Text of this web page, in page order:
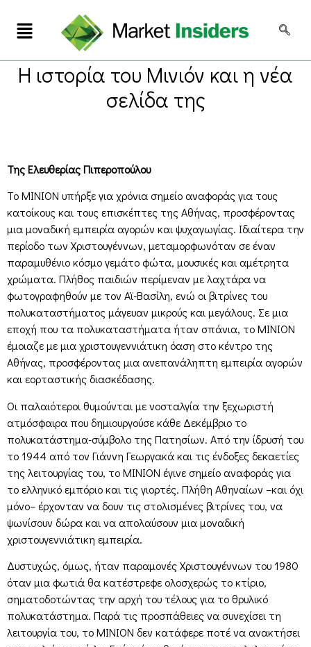
Η ιστορία του Μινιόν και η νέα
σελίδα της
Της Ελευθερίας Πιπεροπούλου
Το ΜΙΝΙΟΝ υπήρξε για χρόνια σημείο αναφοράς για τους
κατοίκους και τους επισκέπτες της Αθήνας, προσφέροντας
μια μοναδική εμπειρία αγορών και ψυχαγωγίας. Ιδιαίτερα την
περίοδο των Χριστουγέννων, μεταμορφωνόταν σε έναν
παραμυθένιο κόσμο γεμάτο φώτα, μουσικές και αμέτρητα
χρώματα. Πλήθος παιδιών περίμεναν με λαχτάρα να
φωτογραφηθούν με τον Αϊ-Βασίλη, ενώ οι βιτρίνες του
πολυκαταστήματος μάγευαν μικρούς και μεγάλους. Σε μια
εποχή που τα πολυκαταστήματα ήταν σπάνια, το ΜΙΝΙΟΝ
έμοιαζε με μια χριστουγεννιάτικη όαση στο κέντρο της
Αθήνας, προσφέροντας μια ανεπανάληπτη εμπειρία αγορών
και εορταστικής διασκέδασης.
Οι παλαιότεροι θυμούνται με νοσταλγία την ξεχωριστή
ατμόσφαιρα που δημιουργούσε κάθε Δεκέμβριο το
πολυκατάστημα-σύμβολο της Πατησίων. Από την ίδρυσή του
το 1944 από τον Γιάννη Γεωργακά και τις ένδοξες δεκαετίες
της λειτουργίας του, το ΜΙΝΙΟΝ έγινε σημείο αναφοράς για
το ελληνικό εμπόριο και τις γιορτές. Πλήθη Αθηναίων –και όχι
μόνο– έρχονταν να δουν τις στολισμένες βιτρίνες του, να
ψωνίσουν δώρα και να απολαύσουν μια μοναδική
χριστουγεννιάτικη εμπειρία.
Δυστυχώς, όμως, ήταν παραμονές Χριστουγέννων του 1980
όταν μια φωτιά θα κατέστρεφε ολοσχερώς το κτίριο,
σηματοδοτώντας την αρχή του τέλους για το θρυλικό
πολυκατάστημα. Παρά τις προσπάθειες να συνεχίσει τη
λειτουργία του, το ΜΙΝΙΟΝ δεν κατάφερε ποτέ να ανακτήσει